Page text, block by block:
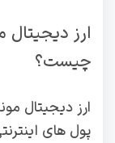
ارز دیجیتال
چیست؟
ارز دیجیتال